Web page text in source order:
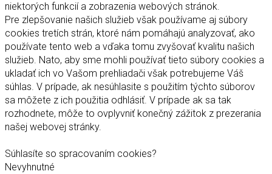
niektorých funkcií a zobrazenia webových stránok.
Pre zlepšovanie našich služieb však používame aj súbory
cookies tretích strán, ktoré nám pomáhajú analyzovať, ako
používate tento web a vďaka tomu zvyšovať kvalitu našich
služieb. Nato, aby sme mohli používať tieto súbory cookies a
ukladať ich vo Vašom prehliadači však potrebujeme Váš
súhlas. V prípade, ak nesúhlasite s použitím týchto súborov
sa môžete z ich použitia odhlásiť. V prípade ak sa tak
rozhodnete, môže to ovplyvniť konečný zážitok z prezerania
našej webovej stránky.
Súhlasíte so spracovaním cookies?
Nevyhnutné